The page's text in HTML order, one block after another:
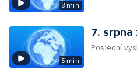
8 min
5 min
7. srpna
Poslední